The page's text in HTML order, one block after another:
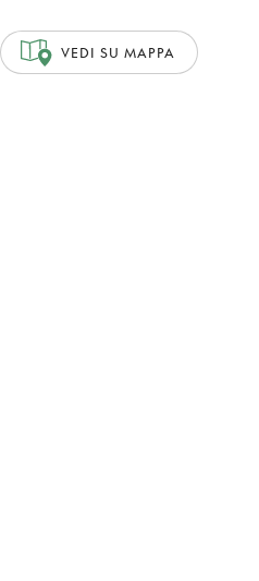
VEDI SU MAPPA